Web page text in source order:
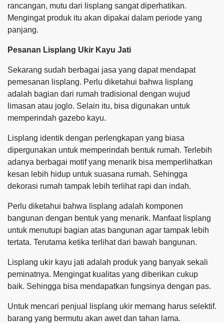
rancangan, mutu dari lisplang sangat diperhatikan.
Mengingat produk itu akan dipakai dalam periode yang
panjang.
Pesanan Lisplang Ukir Kayu Jati
Sekarang sudah berbagai jasa yang dapat mendapat
pemesanan lisplang. Perlu diketahui bahwa lisplang
adalah bagian dari rumah tradisional dengan wujud
limasan atau joglo. Selain itu, bisa digunakan untuk
memperindah gazebo kayu.
Lisplang identik dengan perlengkapan yang biasa
dipergunakan untuk memperindah bentuk rumah. Terlebih
adanya berbagai motif yang menarik bisa memperlihatkan
kesan lebih hidup untuk suasana rumah. Sehingga
dekorasi rumah tampak lebih terlihat rapi dan indah.
Perlu diketahui bahwa lisplang adalah komponen
bangunan dengan bentuk yang menarik. Manfaat lisplang
untuk menutupi bagian atas bangunan agar tampak lebih
tertata. Terutama ketika terlihat dari bawah bangunan.
Lisplang ukir kayu jati adalah produk yang banyak sekali
peminatnya. Mengingat kualitas yang diberikan cukup
baik. Sehingga bisa mendapatkan fungsinya dengan pas.
Untuk mencari penjual lisplang ukir memang harus selektif.
barang yang bermutu akan awet dan tahan lama.